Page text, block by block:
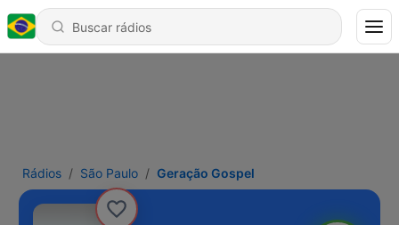
Rádios São Paulo Geração Gospel